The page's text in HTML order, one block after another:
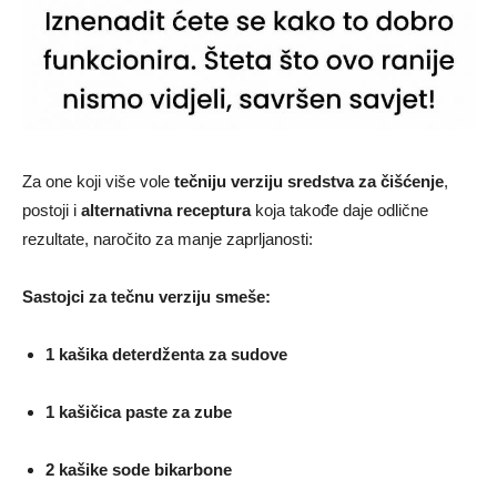
Za one koji više vole tečniju verziju sredstva za čišćenje,
postoji i alternativna recepturakoja takođe daje odlične
rezultate, naročito za manje zaprljanosti:
Sastojci za tečnu verziju smeše:
1 kašika deterdženta za sudove
1 kašičica paste za zube
2 kašike sode bikarbone